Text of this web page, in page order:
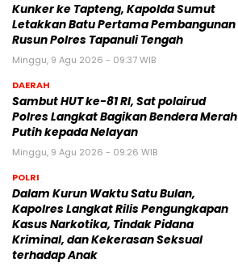
Kunker ke Tapteng, Kapolda Sumut
Letakkan Batu Pertama Pembangunan
Rusun Polres Tapanuli Tengah
Minggu, 9 Agu 2026 - 09:37 WIB
DAERAH
Sambut HUT ke-81 RI, Sat polairud
Polres Langkat Bagikan Bendera Merah
Putih kepada Nelayan
Minggu, 9 Agu 2026 - 09:26 WIB
POLRI
Dalam Kurun Waktu Satu Bulan,
Kapolres Langkat Rilis Pengungkapan
Kasus Narkotika, Tindak Pidana
Kriminal, dan Kekerasan Seksual
terhadap Anak